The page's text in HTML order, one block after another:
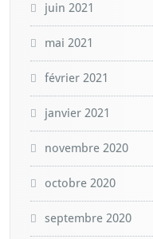
juin 2021
mai 2021
février 2021
janvier 2021
novembre 2020
octobre 2020
septembre 2020